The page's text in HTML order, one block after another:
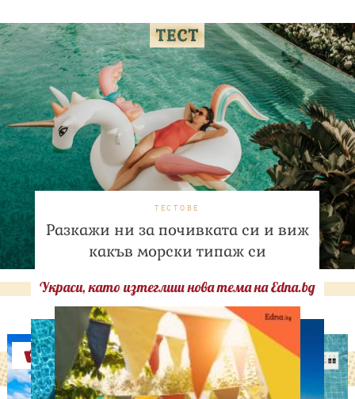
ТЕСТОВЕ
Разкажи ни за почивката си и виж
какъв морски типаж си
Украси, като изтеглиш нова тема на Edna.bg
Оферти